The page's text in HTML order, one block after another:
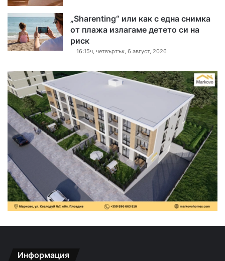
„Sharenting“ или как с една снимка
от плажа излагаме детето си на
риск
16:15ч, четвъртък, 6 август, 2026
Информация